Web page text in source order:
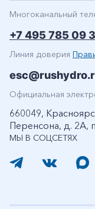
МЫ В СОЦСЕТЯХ
Многоканальный
+7 495 785 09
Линия доверия
Официальная
660049,
Перенсона, д. 2А,